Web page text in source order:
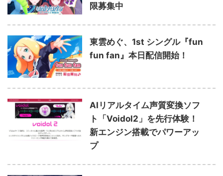
限募集中
東雲めぐ、1st シングル『fun
fun fan』本日配信開始！
AIリアルタイム声質変換ソフ
ト「Voidol2」を先行体験！
新エンジン搭載でパワーアッ
プ